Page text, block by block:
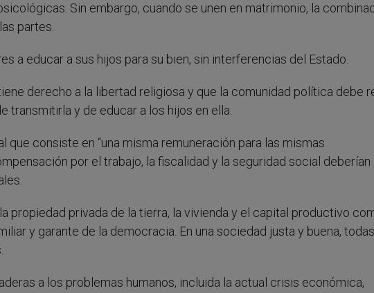
Sin embargo, cuando se unen en matrimonio, la
partes.
a educar a sus hijos para su bien, sin interferencias del Estado.
derecho a la libertad religiosa y que la comunidad política debe
transmitirla y de educar a los hijos en ella.
que consiste en “una misma remuneración para las mismas
por el trabajo, la fiscalidad y la seguridad social deberían
propiedad privada de la tierra, la vivienda y el capital productivo
y garante de la democracia. En una sociedad justa y buena,
a los problemas humanos, incluida la actual crisis económica,